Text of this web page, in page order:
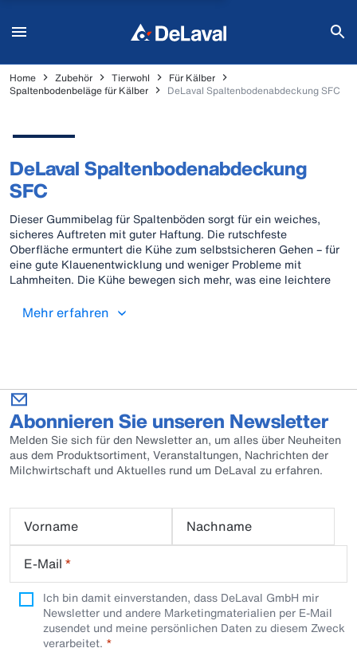
Home Zubehör Tierwohl
Für Kälber
Spaltenbodenbeläge für Kälber
DeLaval Spaltenbodenabdeckung SFC
DeLaval Spaltenbodenabdeckung
SFC
Dieser Gummibelag für Spaltenböden sorgt für ein weiches,
sicheres Auftreten mit guter Haftung. Die rutschfeste
Oberfläche ermuntert die Kühe zum selbstsicheren Gehen – für
eine gute Klauenentwicklung und weniger Probleme mit
Lahmheiten. Die Kühe bewegen sich mehr, was eine leichtere
Futteraufnahme und damit zu einer höheren Milchmenge führt.
Mehr erfahren
Abonnieren Sie unseren Newsletter
Melden Sie sich für den Newsletter an, um alles über Neuheiten
aus dem Produktsortiment, Veranstaltungen, Nachrichten der
Milchwirtschaft und Aktuelles rund um DeLaval zu erfahren.
Vorname
Nachname
E-Mail *
Ich bin damit einverstanden, dass DeLaval GmbH mir
Newsletter und andere Marketingmaterialien per E-Mail
zusendet und meine persönlichen Daten zu diesem Zweck
verarbeitet.